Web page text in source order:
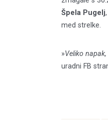
Špela Pugelj
med strelke.
»Veliko
uradni FB